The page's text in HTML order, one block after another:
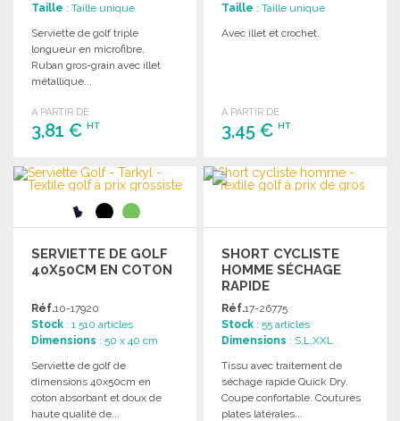
Taille : Taille unique
Serviette de golf triple
longueur en microfibre.
Ruban gros-grain avec illet
métallique...
A PARTIR DE
3,81 € HT
COMMANDER
Demander un devis
Taille : Taille unique
Avec illet et crochet.
A PARTIR DE
3,45 €HT
COMMANDER
Demander un devis
SERVIETTE DE GOLF
40X50CM EN COTON
Réf.10-17920
Stock : 1 510 articles
Dimensions : 50 x 40 cm
Serviette de golf de
dimensions 40x50cm en
coton absorbant et doux de
haute qualité de...
SHORT CYCLISTE
HOMME SÉCHAGE
RAPIDE
Réf.17-26775
Stock : 55 articles
Dimensions : S,L,XXL
Tissu avec traitement de
séchage rapide Quick Dry.
Coupe confortable. Coutures
plates latérales...